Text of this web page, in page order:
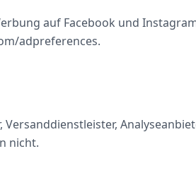
auf Facebook und
adpreferences.
nicht.